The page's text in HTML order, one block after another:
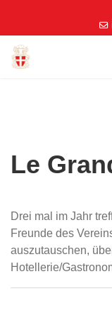
Le
Drei mal im Jahr
Freunde des
auszutauschen,
Hotellerie/